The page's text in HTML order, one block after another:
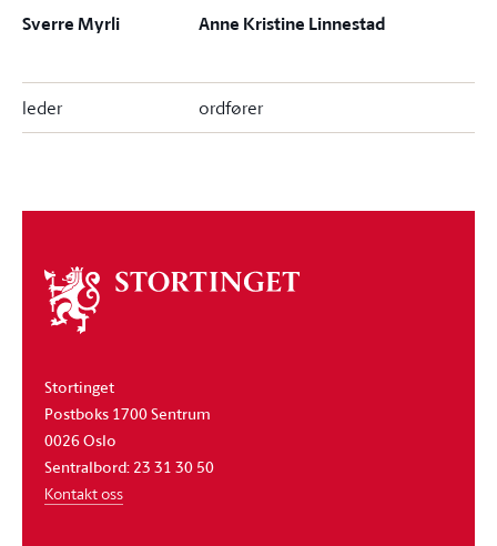
Sverre Myrli Anne Kristine Linnestad
leder ordfører
Om
stortinget
Stortinget
Postboks 1700 Sentrum
0026 Oslo
Sentralbord: 23 31 30 50
Kontakt oss